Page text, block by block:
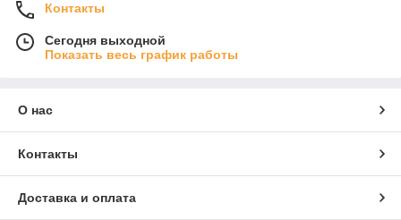
Контакты
Сегодня выходной
Показать весь график работы
О нас
Контакты
Доставка и оплата